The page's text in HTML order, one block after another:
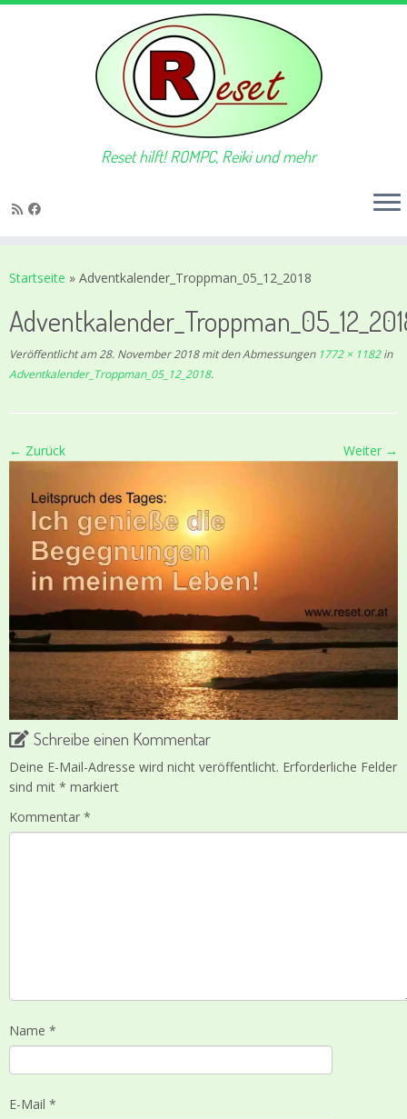
Inhalt
Reset hilft! ROMPC, Reiki und mehr
Startseite » Adventkalender_Troppman_05_12_2018
Veröffentlicht am28. November 2018mit den Abmessungen1772 × 1182in
Adventkalender_Troppman_05_12_2018.
← Zurück Weiter →
Schreibe einen Kommentar
Deine E-Mail-Adresse wird nicht veröffentlicht. Erforderliche Felder
sind mit * markiert
Kommentar *
Name *
E-Mail *